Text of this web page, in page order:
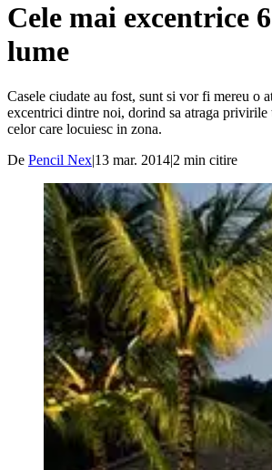
Cele mai excentrice
lume
Casele ciudate au fost, sunt si vor fi mereu o
excentrici dintre noi, dorind sa atraga privirile
celor care locuiesc in zona.
De Pencil Nex|13 mar. 2014|2 min citire